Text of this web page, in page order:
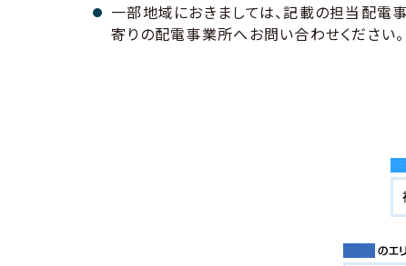
一部地域におきましては、記載の担当配電
寄りの配電事業所へお問い合わせください。